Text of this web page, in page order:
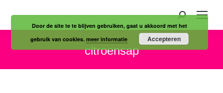
Zoeken:
citroensap
Door de site te te blijven gebruiken, gaat u akkoord met het
gebruik van cookies.meer informatie Accepteren